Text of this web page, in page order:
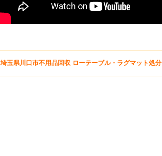
埼玉県川口市不用品回収 ローテーブル・ラグマット処分